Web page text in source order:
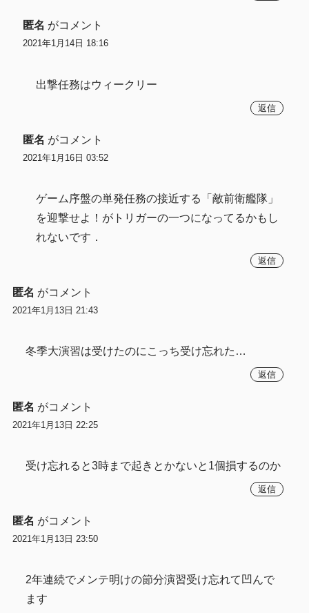
匿名 がコメント
2021年1月14日 18:16
出撃任務はウィークリー
返信
匿名 がコメント
2021年1月16日 03:52
ゲーム序盤の単発任務の接近する「敵前衛艦隊」
を迎撃せよ！がトリガーの一つになってるかもし
れないです．
返信
匿名 がコメント
2021年1月13日 21:43
冬季大演習は受けたのにこっち受け忘れた…
返信
匿名 がコメント
2021年1月13日 22:25
受け忘れると3時まで起きとかないと1個損するのか
返信
匿名 がコメント
2021年1月13日 23:50
2年連続でメンテ明けの節分演習受け忘れて凹んで
ます